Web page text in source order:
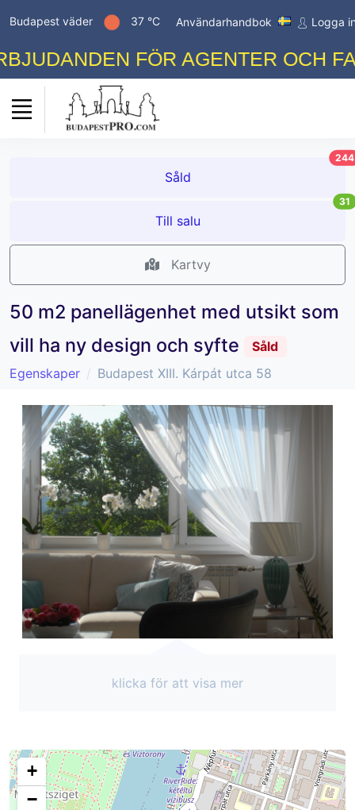
Budapest väder 37 °C Användarhandbok Logga
FÖR AGENTER OCH
Såld
244
Till salu
31
Kartvy
50 m2 panellägenhet med utsikt som
vill ha ny design och syfte
Såld
Egenskaper
Budapest XIII. Kárpát utca 58
klicka för att visa mer
+
−